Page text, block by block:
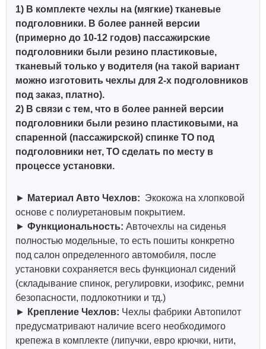
1) В комплекте чехлы на (мягкие) тканевые
подголовники. В более ранней версии
(примерно до 10-12 годов) пассажирские
подголовники были резино пластиковые,
тканевый только у водителя (на такой вариант
можно изготовить чехлы для 2-х подголовников
под заказ, платно).
2) В связи с тем, что в более ранней версии
подголовники были резино пластиковыми, на
спаренной (пассажирской) спинке ТО под
подголовники нет, ТО сделать по месту в
процессе установки.
► Материал Авто Чехлов: Экокожа на хлопковой
основе с полиуретановым покрытием.
► Функциональность: Авточехлы на сиденья
полностью модельные, то есть пошиты конкретно
под салон определенного автомобиля, после
установки сохраняется весь функционал сидений
(складывание спинок, регулировки, изофикс, ремни
безопасности, подлокотники и тд.)
► Крепление Чехлов: Чехлы фабрики Автопилот
предусматривают наличие всего необходимого
крепежа в комплекте (липучки, евро крючки, нити,